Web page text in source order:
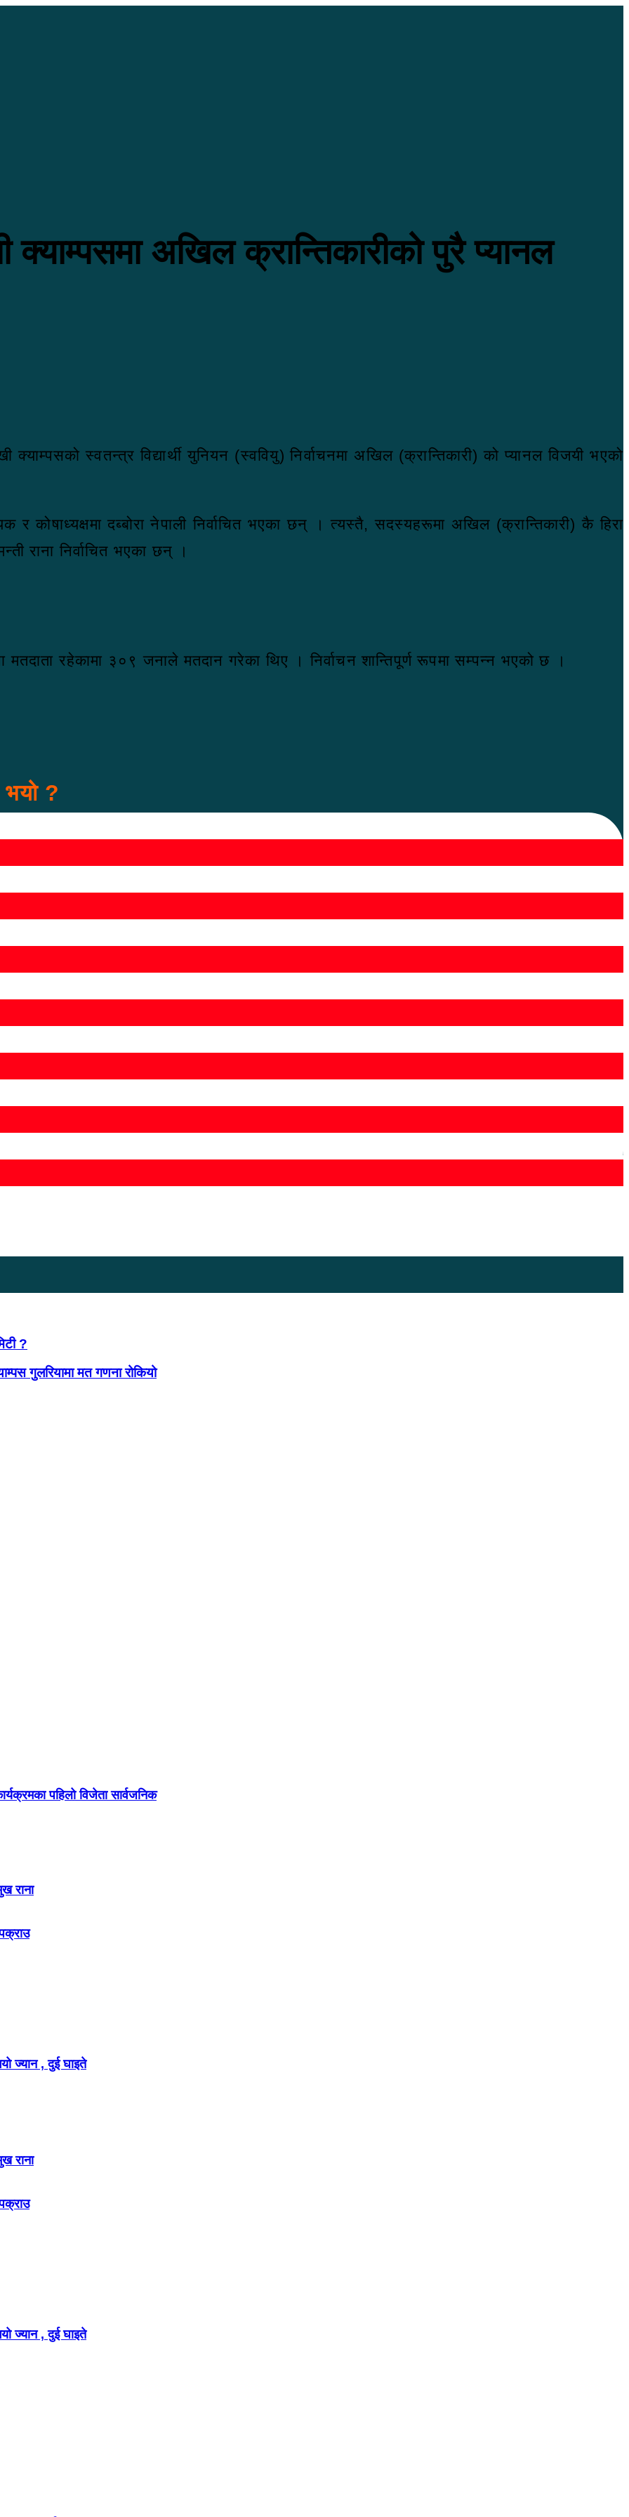
क्याम्पसमा अखिल क्रान्तिकारीको पुरै प्यानल
स्वतन्त्र विद्यार्थी युनियन (स्ववियु) निर्वाचनमा अखिल (क्रान्तिकारी) को प्यानल विजयी भएको
र कोषाध्यक्षमा दब्बोरा नेपाली निर्वाचित भएका छन् । त्यस्तै, सदस्यहरूमा अखिल (क्रान्तिकारी) कै हिरा
राना निर्वाचित भएका छन् ।
रहेकामा ३०९ जनाले मतदान गरेका थिए । निर्वाचन शान्तिपूर्ण रूपमा सम्पन्न भएको छ ।
?
?
गुलरियामा मत गणना रोकियो
पहिलो विजेता सार्वजनिक
राना
ज्यान , दुई घाइते
राना
ज्यान , दुई घाइते